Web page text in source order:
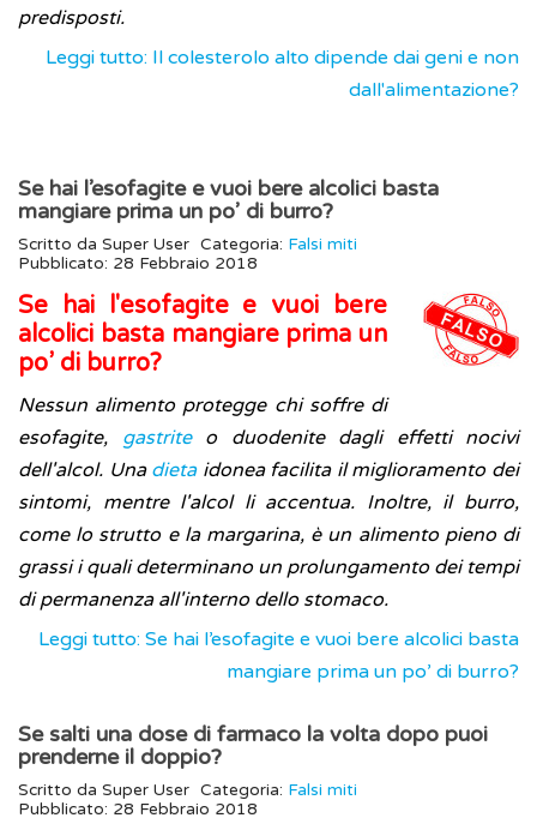
predisposti.
Leggi tutto: Il colesterolo alto dipende dai geni e non
dall'alimentazione?
Se hai l’esofagite e vuoi bere alcolici basta
mangiare prima un po’ di burro?
Scritto da Super User Categoria: Falsi miti
Pubblicato: 28 Febbraio 2018
Se hai l'esofagite e vuoi bere
alcolici basta mangiare prima un
po’ di burro?
Nessun alimento protegge chi soffre di
esofagite, gastriteo duodenite dagli effetti nocivi
dell'alcol. Una dietaidonea facilita il miglioramento dei
sintomi, mentre l'alcol li accentua. Inoltre, il burro,
come lo strutto e la margarina, è un alimento pieno di
grassi i quali determinano un prolungamento dei tempi
di permanenza all'interno dello stomaco.
Leggi tutto: Se hai l’esofagite e vuoi bere alcolici basta
mangiare prima un po’ di burro?
Se salti una dose di farmaco la volta dopo puoi
prenderne il doppio?
Scritto da Super User Categoria: Falsi miti
Pubblicato: 28 Febbraio 2018